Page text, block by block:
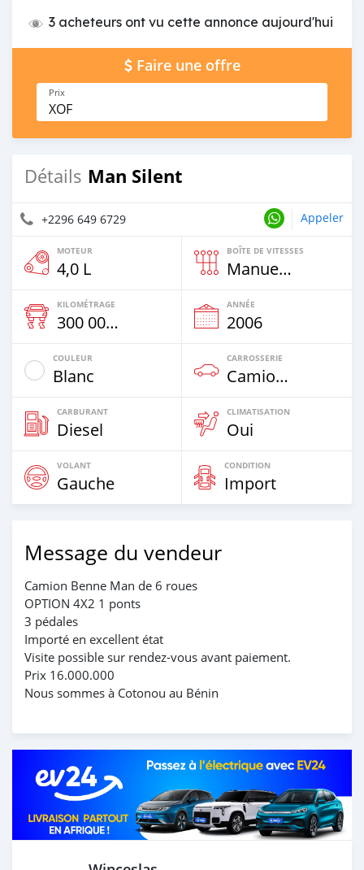
3 acheteurs ont vu cette annonce aujourd'hui
Faire une offre
Prix
XOF
Détails Man Silent
+2296 649 6729 Appeler
MOTEUR
4,0 L
BOÎTE DE VITESSES
Manuelle
KILOMÉTRAGE
300 000 Km
ANNÉE
2006
COULEUR
Blanc
CARROSSERIE
Camion De Plus De 7,5t
CARBURANT
Diesel
CLIMATISATION
Oui
VOLANT
Gauche
CONDITION
Import
Message du vendeur
Camion Benne Man de 6 roues
OPTION 4X2 1 ponts
3 pédales
Importé en excellent état
Visite possible sur rendez-vous avant paiement.
Prix 16.000.000
Nous sommes à Cotonou au Bénin